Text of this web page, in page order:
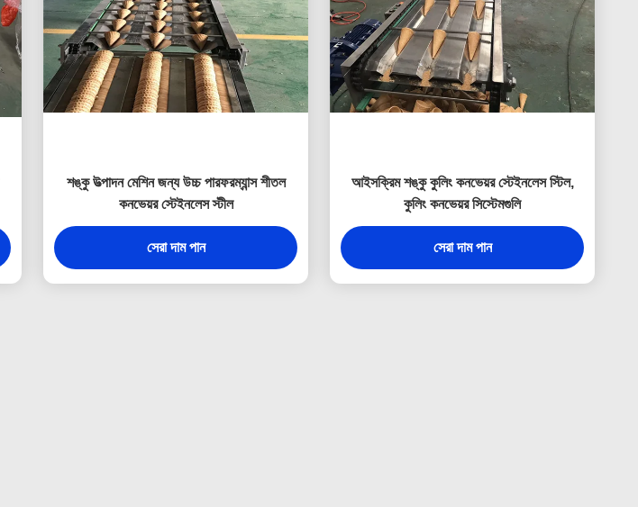
শঙ্কু উত্পাদন মেশিন জন্য উচ্চ পারফরম্যান্স শীতল
কনভেয়র স্টেইনলেস স্টীল
সেরা দাম পান
আইসক্রিম শঙ্কু কুলিং কনভেয়র স্টেইনলেস স্টিল,
কুলিং কনভেয়র সিস্টেমগুলি
সেরা দাম পান